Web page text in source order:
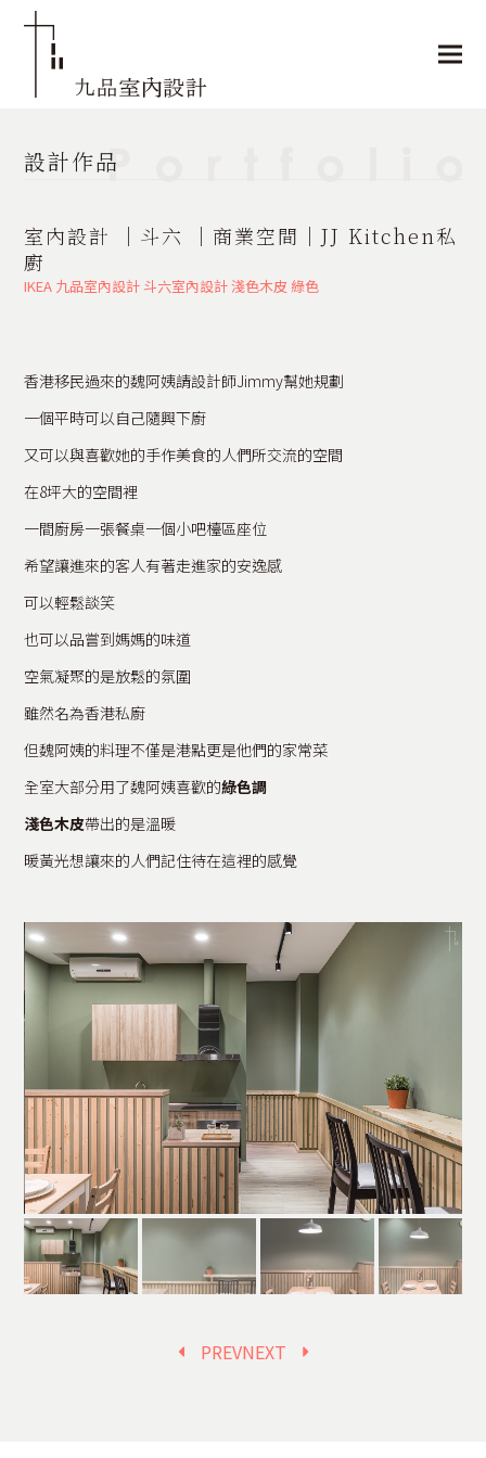
設計作品
室內設計 │斗六 │商業空間│JJ Kitchen私
廚
IKEA 九品室內設計斗六室內設計淺色木皮 綠色
香港移民過來的魏阿姨請設計師Jimmy幫她規劃
一個平時可以自己隨興下廚
又可以與喜歡她的手作美食的人們所交流的空間
在8坪大的空間裡
一間廚房一張餐桌一個小吧檯區座位
希望讓進來的客人有著走進家的安逸感
可以輕鬆談笑
也可以品嘗到媽媽的味道
空氣凝聚的是放鬆的氛圍
雖然名為香港私廚
但魏阿姨的料理不僅是港點更是他們的家常菜
全室大部分用了魏阿姨喜歡的綠色調
淺色木皮帶出的是溫暖
暖黃光想讓來的人們記住待在這裡的感覺
PREVNEXT